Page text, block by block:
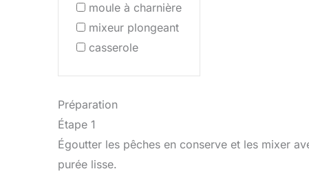
moule à charnière
mixeur plongeant
casserole
Préparation
Étape 1
Égoutter les pêches en conserve et les mixer
purée lisse.